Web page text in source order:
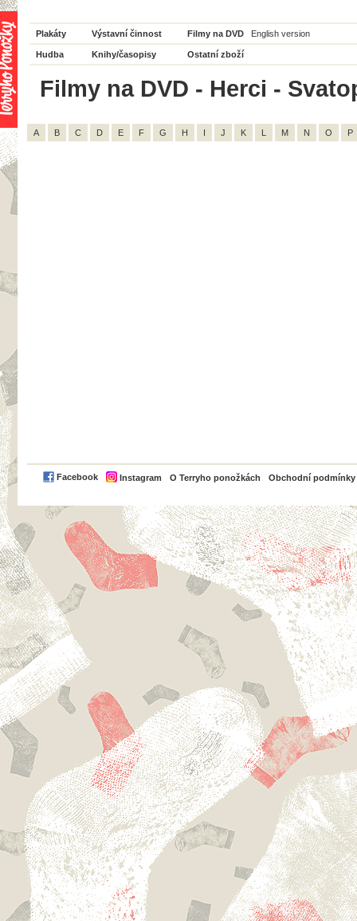
Plakáty Výstavní činnost Filmy na DVD English version
Hudba Knihy/časopisy Ostatní zboží
Filmy na DVD - Herci -
A B C D E F G H I J K L M N O P
Facebook Instagram O Terryho ponožkách Obchodní podmínky
PayPal